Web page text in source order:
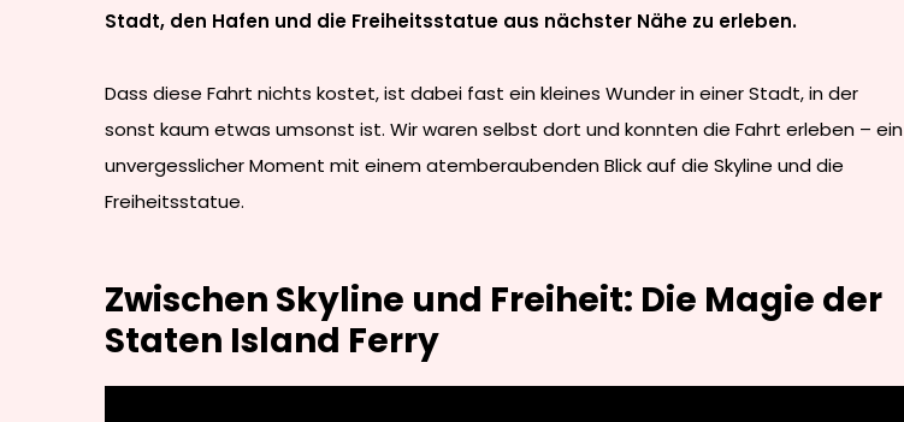
Stadt, den Hafen und die Freiheitsstatue aus nächster Nähe zu erleben.
Dass diese Fahrt nichts kostet, ist dabei fast ein kleines Wunder in einer Stadt, in der
sonst kaum etwas umsonst ist. Wir waren selbst dort und konnten die Fahrt erleben – ein
unvergesslicher Moment mit einem atemberaubenden Blick auf die Skyline und die
Freiheitsstatue.
Zwischen Skyline und Freiheit: Die Magie der
Staten Island Ferry